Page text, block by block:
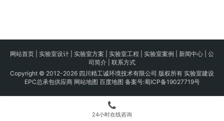
网站首页 实验室设计 实验室方案 实验室工程 实验室案例 新闻中心
公
司简介
联系方式
Copyright © 2012-2026 四川精工诚环境技术有限公司 版权所有 实验室建设
EPC总承包供应商 网站地图 百度地图 备案号:蜀ICP备19027719号
24小时在线咨询